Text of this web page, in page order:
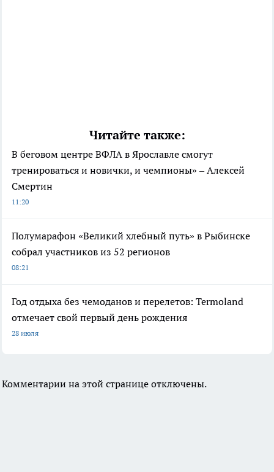
Читайте также:
В беговом центре ВФЛА в Ярославле смогут
тренироваться и новички, и чемпионы» – Алексей
Смертин
11:20
Полумарафон «Великий хлебный путь» в Рыбинске
собрал участников из 52 регионов
08:21
Год отдыха без чемоданов и перелетов: Termoland
отмечает свой первый день рождения
28 июля
Комментарии на этой странице отключены.